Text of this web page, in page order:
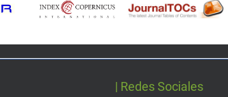
| Redes Sociales